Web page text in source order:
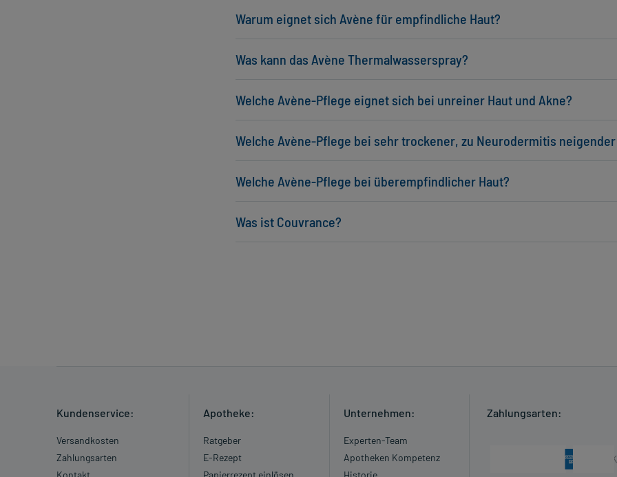
Warum eignet sich Avène für empfindliche Haut?
Was kann das Avène Thermalwasserspray?
Welche Avène-Pflege eignet sich bei unreiner Haut und Akne?
Welche Avène-Pflege bei sehr trockener, zu Neurodermitis neigender
Welche Avène-Pflege bei überempfindlicher Haut?
Was ist Couvrance?
Kundenservice:
Versandkosten
Zahlungsarten
Apotheke:
Ratgeber
E-Rezept
Unternehmen:
Experten-Team
Apotheken Kompetenz
Zahlungsarten: